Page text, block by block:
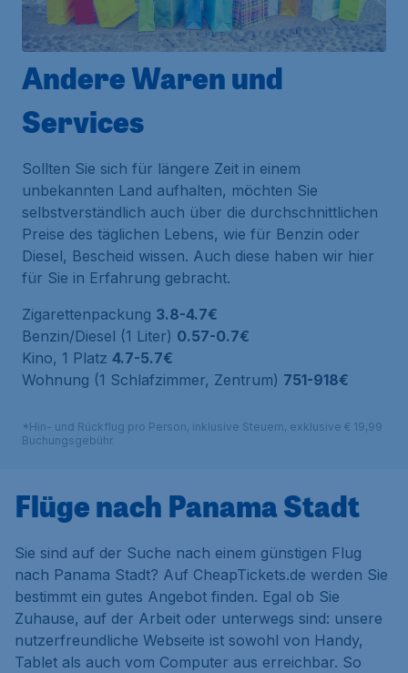
Andere Waren und
Services
Sollten Sie sich für längere Zeit in einem
unbekannten Land aufhalten, möchten Sie
selbstverständlich auch über die durchschnittlichen
Preise des täglichen Lebens, wie für Benzin oder
Diesel, Bescheid wissen. Auch diese haben wir hier
für Sie in Erfahrung gebracht.
Zigarettenpackung 3.8-4.7€
Benzin/Diesel (1 Liter) 0.57-0.7€
Kino, 1 Platz 4.7-5.7€
Wohnung (1 Schlafzimmer, Zentrum) 751-918€
*Hin- und Rückflug pro Person, inklusive Steuern, exklusive € 19,99
Buchungsgebühr.
Flüge nach Panama Stadt
Sie sind auf der Suche nach einem günstigen Flug
nach Panama Stadt? Auf CheapTickets.de werden Sie
bestimmt ein gutes Angebot finden. Egal ob Sie
Zuhause, auf der Arbeit oder unterwegs sind: unsere
nutzerfreundliche Webseite ist sowohl von Handy,
Tablet als auch vom Computer aus erreichbar. So